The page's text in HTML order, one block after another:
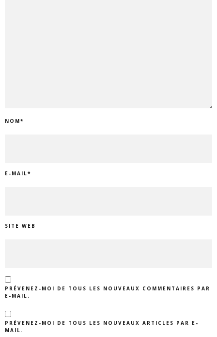
NOM*
E-MAIL*
SITE WEB
PRÉVENEZ-MOI DE TOUS LES NOUVEAUX COMMENTAIRES PAR
E-MAIL.
PRÉVENEZ-MOI DE TOUS LES NOUVEAUX ARTICLES PAR E-
MAIL.